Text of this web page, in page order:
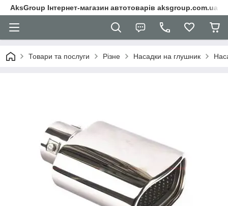
AksGroup Інтернет-магазин автотоварів aksgroup.com.ua
Товари та послуги Різне Насадки на глушник